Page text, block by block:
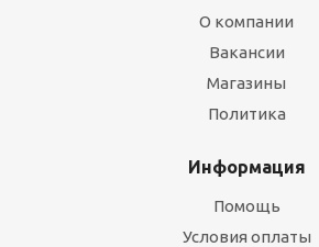
О компании
Вакансии
Магазины
Политика
Информация
Помощь
Условия оплаты